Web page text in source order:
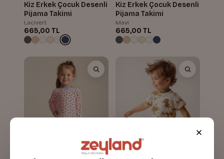
Kiz Erkek Çocuk Desenli
Pijama Takimi
Lacivert
665,00 TL
Kiz Erkek Çocuk Desenli
Pijama Takimi
Mavi
665,00 TL